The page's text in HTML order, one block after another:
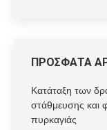
ΠΡΟΣΦΑΤΑ
Κατάταξη των
στάθμευσης και
πυρκαγιάς